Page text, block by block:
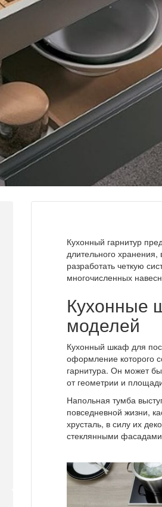
Кухонный гарнитур
длительного
разработать четкую
многочисленных
Кухонные
моделей
Кухонный шкаф для
оформление которого
гарнитура. Он может
от геометрии и
Напольная тумба
повседневной жизни,
хрусталь, в силу их
стеклянными